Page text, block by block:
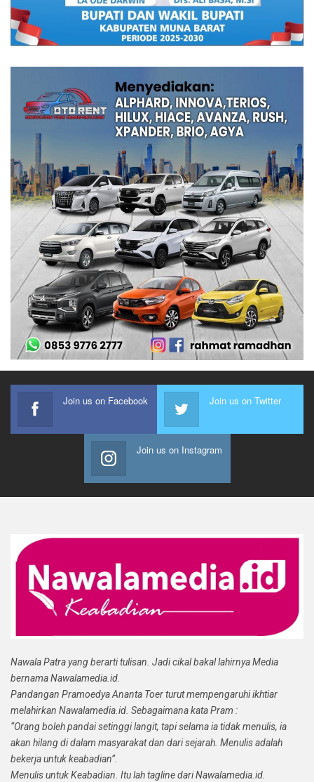
Join us on Facebook Join us on Twitter
Join us on Instagram
Nawala Patra yang berarti tulisan. Jadi cikal bakal lahirnya Media
bernama Nawalamedia.id.
Pandangan Pramoedya Ananta Toer turut mempengaruhi ikhtiar
melahirkan Nawalamedia.id. Sebagaimana kata Pram :
“Orang boleh pandai setinggi langit, tapi selama ia tidak menulis, ia
akan hilang di dalam masyarakat dan dari sejarah. Menulis adalah
bekerja untuk keabadian”.
Menulis untuk Keabadian. Itu lah tagline dari Nawalamedia.id.